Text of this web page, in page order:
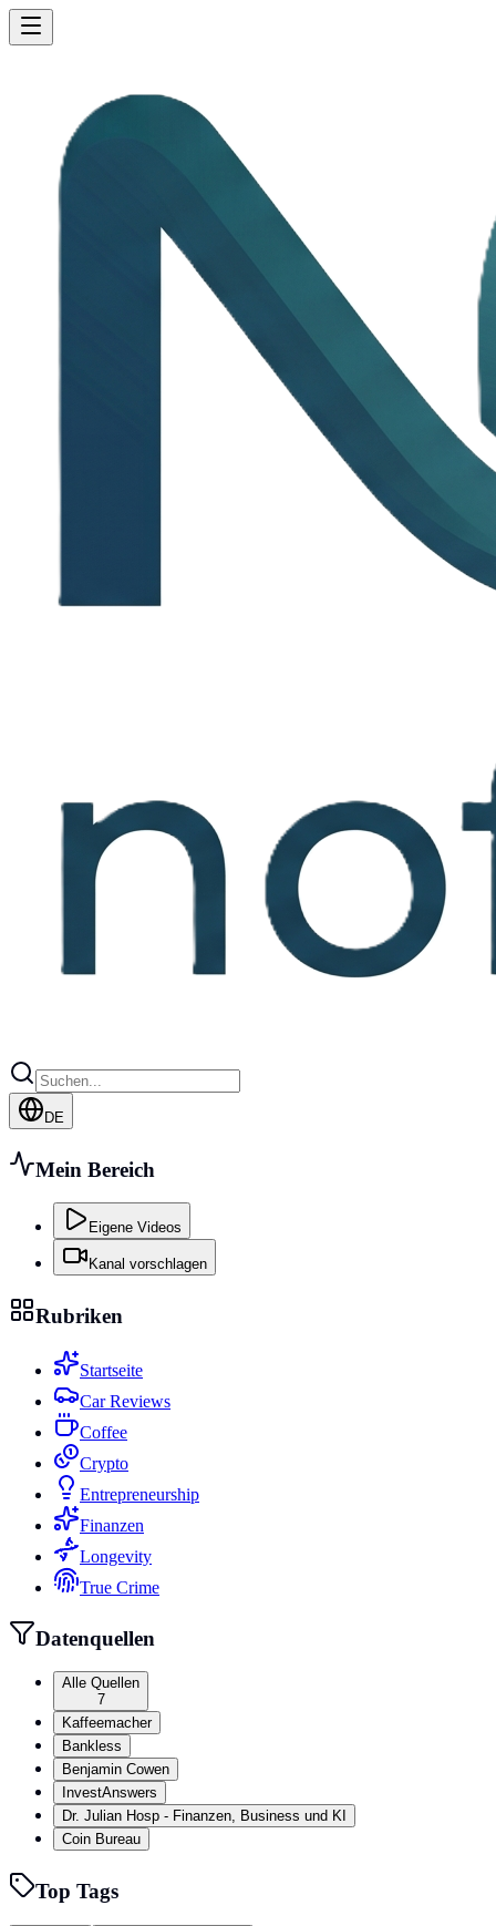
DE
Mein Bereich
Eigene Videos
Kanal vorschlagen
Rubriken
Startseite
Car Reviews
Coffee
Crypto
Entrepreneurship
Finanzen
Longevity
True Crime
Datenquellen
Alle Quellen
7
Kaffeemacher
Bankless
Benjamin Cowen
InvestAnswers
Dr. Julian Hosp - Finanzen, Business und KI
Coin Bureau
Top Tags